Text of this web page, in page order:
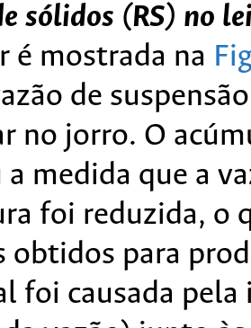
sólidos (RS) no
é mostrada na
de
no jorro. O
medida que a
foi reduzida, o
obtidos para
foi causada pela